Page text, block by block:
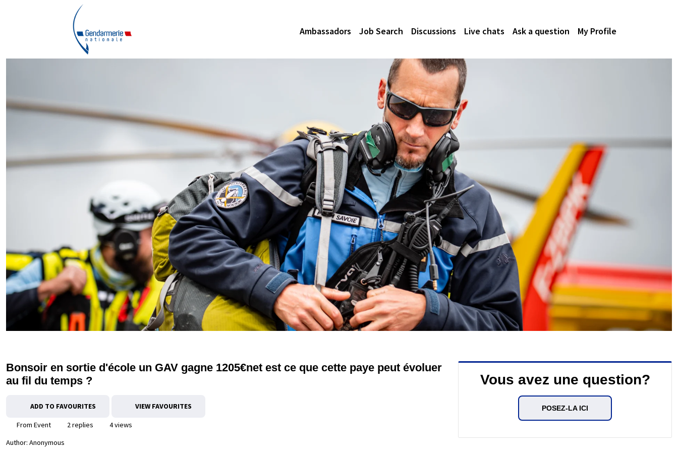
Ambassadors Job Search Discussions Live chats Ask a question My Profile
Bonsoir en sortie d'école un GAV gagne 1205€net est ce que cette paye peut évoluer
au fil du temps ?
ADD TO FAVOURITES VIEW FAVOURITES
From Event 2 replies
4 views
Author: Anonymous
Vous avez une question?
POSEZ-LA ICI